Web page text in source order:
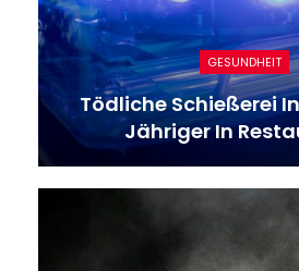
GESUNDHEIT
Tödliche Schießerei
Jähriger In